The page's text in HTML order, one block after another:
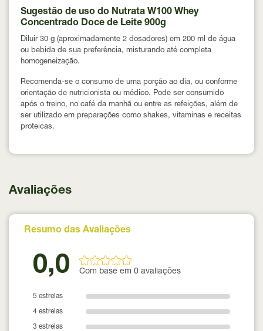
Sugestão de uso do Nutrata W100 Whey
Concentrado Doce de Leite 900g
Diluir 30 g (aproximadamente 2 dosadores) em 200 ml de água
ou bebida de sua preferência, misturando até completa
homogeneização.
Recomenda-se o consumo de uma porção ao dia, ou conforme
orientação de nutricionista ou médico. Pode ser consumido
após o treino, no café da manhã ou entre as refeições, além de
ser utilizado em preparações como shakes, vitaminas e receitas
proteicas.
Avaliações
Resumo das Avaliações
0,0 Com base em 0 avaliações
5 estrelas
4 estrelas
3 estrelas